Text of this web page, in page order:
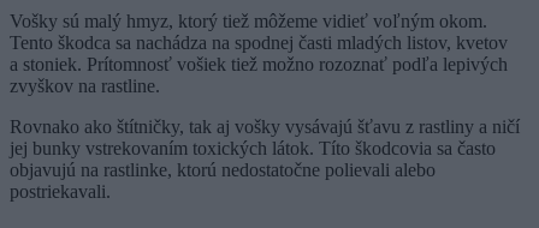
Vošky sú malý hmyz, ktorý tiež môžeme vidieť voľným okom.
Tento škodca sa nachádza na spodnej časti mladých listov, kvetov
a stoniek. Prítomnosť vošiek tiež možno rozoznať podľa lepivých
zvyškov na rastline.
Rovnako ako štítničky, tak aj vošky vysávajú šťavu z rastliny a ničí
jej bunky vstrekovaním toxických látok. Títo škodcovia sa často
objavujú na rastlinke, ktorú nedostatočne polievali alebo
postriekavali.